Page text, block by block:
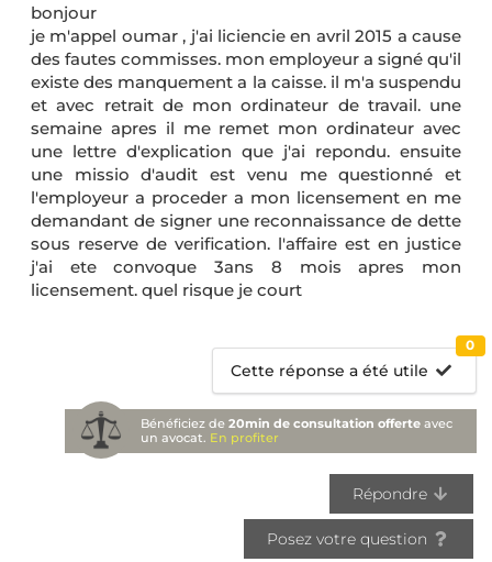
bonjour
je m'appel oumar , j'ai liciencie en avril 2015 a cause
des fautes commisses. mon employeur a signé qu'il
existe des manquement a la caisse. il m'a suspendu
et avec retrait de mon ordinateur de travail. une
semaine apres il me remet mon ordinateur avec
une lettre d'explication que j'ai repondu. ensuite
une missio d'audit est venu me questionné et
l'employeur a proceder a mon licensement en me
demandant de signer une reconnaissance de dette
sous reserve de verification. l'affaire est en justice
j'ai ete convoque 3ans 8 mois apres mon
licensement. quel risque je court
Cette réponse a été utile
0
Bénéficiez de20min de consultation offerte avec
un avocat. En profiter
Répondre
Posez votre question